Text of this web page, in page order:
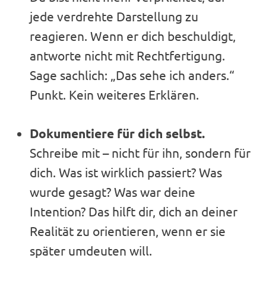
jede verdrehte Darstellung zu
reagieren. Wenn er dich beschuldigt,
antworte nicht mit Rechtfertigung.
Sage sachlich: „Das sehe ich anders.“
Punkt. Kein weiteres Erklären.
Dokumentiere für dich selbst.
Schreibe mit – nicht für ihn, sondern für
dich. Was ist wirklich passiert? Was
wurde gesagt? Was war deine
Intention? Das hilft dir, dich an deiner
Realität zu orientieren, wenn er sie
später umdeuten will.